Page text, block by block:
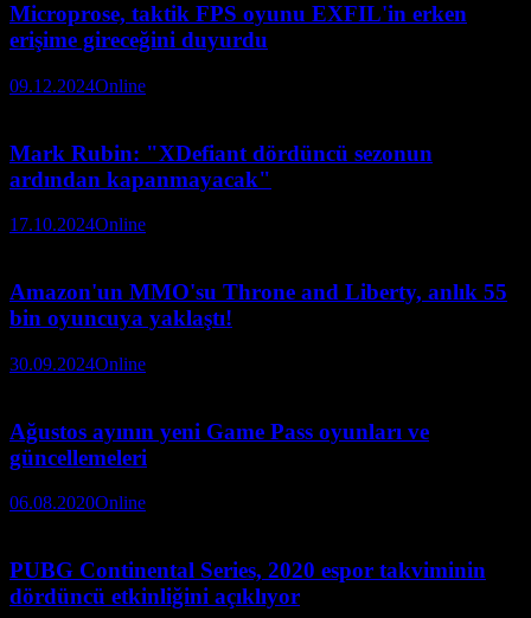
Microprose, taktik FPS oyunu EXFIL'in erken
erişime gireceğini duyurdu
09.12.2024Online
Mark Rubin: "XDefiant dördüncü sezonun
ardından kapanmayacak"
17.10.2024Online
Amazon'un MMO'su Throne and Liberty, anlık 55
bin oyuncuya yaklaştı!
30.09.2024Online
Ağustos ayının yeni Game Pass oyunları ve
güncellemeleri
06.08.2020Online
PUBG Continental Series, 2020 espor takviminin
dördüncü etkinliğini açıklıyor